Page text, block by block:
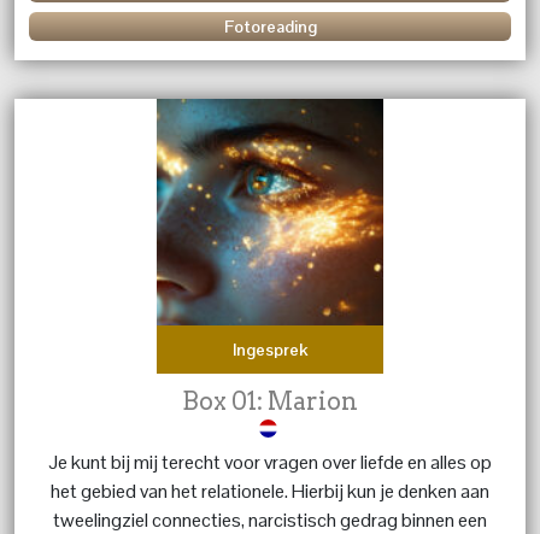
Fotoreading
Ingesprek
Box 01: Marion
Je kunt bij mij terecht voor vragen over liefde en alles op
het gebied van het relationele. Hierbij kun je denken aan
tweelingziel connecties, narcistisch gedrag binnen een